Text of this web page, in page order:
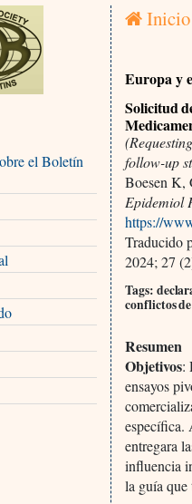
el Boletín
Inicio
Europa y
Solicitud
follow-up
Boesen K,
Epidemiol
https://
Traducido
2024; 27
Tags:
conflictos
Resumen
Objetivos:
ensayos
específica.
entregara
influencia
la guía